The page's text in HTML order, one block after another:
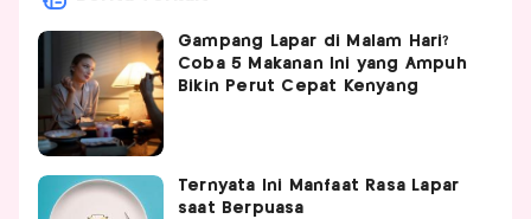
Gampang Lapar di Malam Hari?
Coba 5 Makanan Ini yang Ampuh
Bikin Perut Cepat Kenyang
Ternyata Ini Manfaat Rasa Lapar
saat Berpuasa